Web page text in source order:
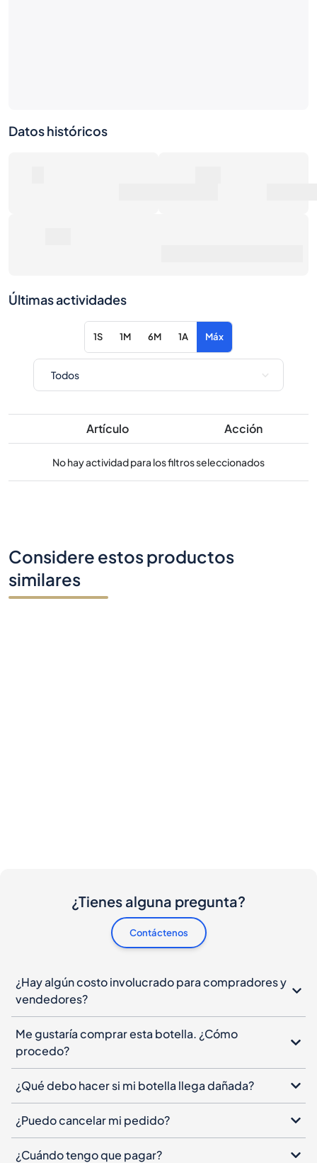
Datos históricos
Últimas actividades
1S 1M 6M 1A Máx
Artículo Acción
No hay actividad para los filtros seleccionados
Considere estos productos
similares
¿Tienes alguna pregunta?
Contáctenos
¿Hay algún costo involucrado para compradores y
vendedores?
Me gustaría comprar esta botella. ¿Cómo
procedo?
¿Qué debo hacer si mi botella llega dañada?
¿Puedo cancelar mi pedido?
¿Cuándo tengo que pagar?